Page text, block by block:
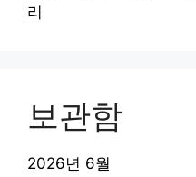
리
보관함
2026년 6월